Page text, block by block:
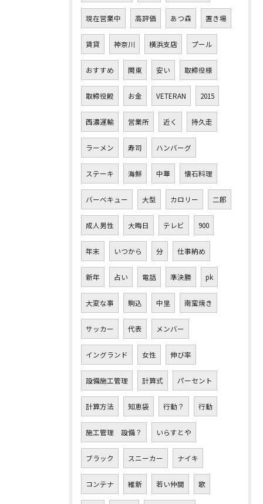
現在営業中 高評価 あつ森 置き場
賃貸 神奈川 横浜支店 プール
おすすめ 関東 安い 取締役様
取締役殿 お金 VETERAN 2015
西濃運輸 営業所 近く 持久走
ラーメン 寿司 ハンバーグ
ステーキ 海鮮 中華 懐石料理
バーベキュー 大型 カロリー 二郎
成人男性 大晦日 テレビ 900
年末 いつから 分 仕事納め
新年 占い 電話 準決勝 pk
大変な事 駒込 中里 南蛮焼き
サッカー 代表 メンバー
イングランド 女性 伸び率
設備施工管理 計算式 パーセント
計算方法 知恵袋 行動？ 行動
施工管理 設備？ いらすとや
ブラック スニーカー ナイキ
コンテナ 維新 若い仲間 歌